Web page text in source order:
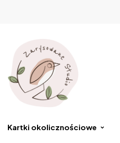
Kartki okolicznościowe